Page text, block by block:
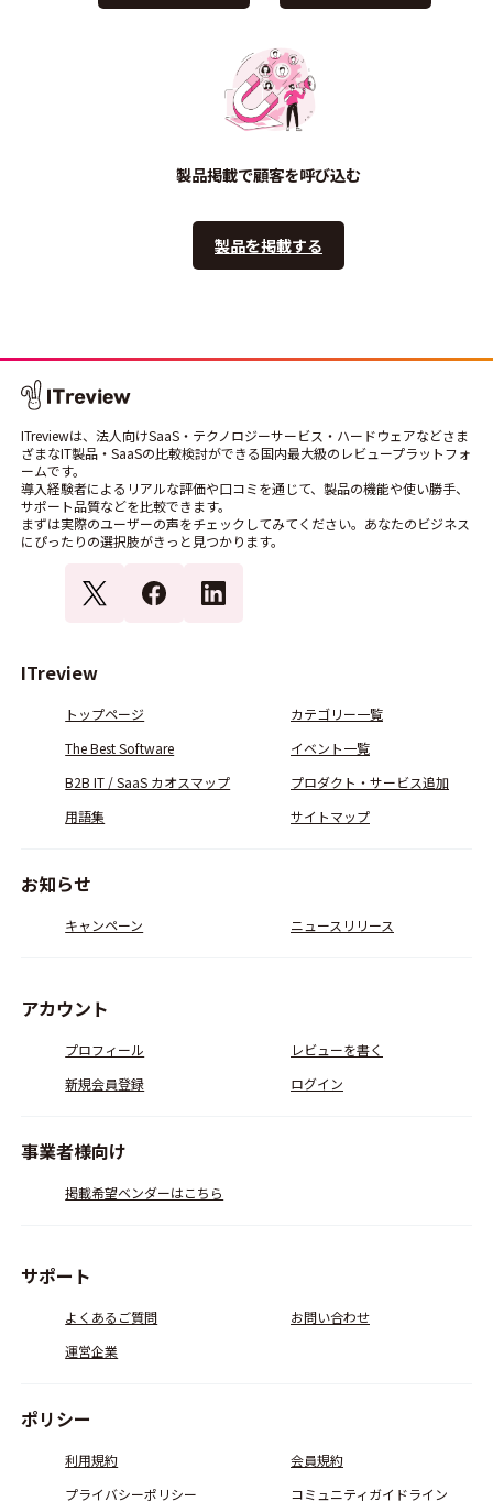
製品掲載で顧客を呼び込む
製品を掲載する
ITreviewは、法人向けSaaS・テクノロジーサービス・ハードウェアなどさま
ざまなIT製品・SaaSの比較検討ができる国内最大級のレビュープラットフォ
ームです。
導入経験者によるリアルな評価や口コミを通じて、製品の機能や使い勝手、
サポート品質などを比較できます。
まずは実際のユーザーの声をチェックしてみてください。あなたのビジネス
にぴったりの選択肢がきっと見つかります。
ITreview
トップページ
カテゴリー一覧
The Best Software
イベント一覧
B2B IT / SaaS カオスマップ
プロダクト・サービス追加
用語集
サイトマップ
お知らせ
キャンペーン ニュースリリース
アカウント
プロフィール
レビューを書く
新規会員登録
ログイン
事業者様向け
掲載希望ベンダーはこちら
サポート
よくあるご質問
お問い合わせ
運営企業
ポリシー
利用規約
会員規約
プライバシーポリシー
コミュニティガイドライン